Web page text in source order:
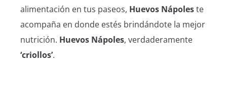
alimentación en tus paseos, Huevos Nápoleste
acompaña en donde estés brindándote la mejor
nutrición. Huevos Nápoles, verdaderamente
‘criollos’.